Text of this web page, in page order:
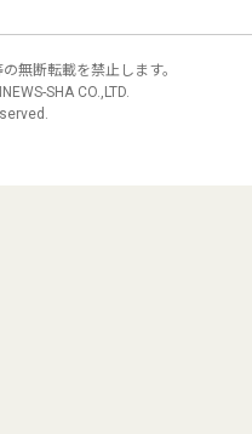
無断転載を禁止します。
SHA CO.,LTD.